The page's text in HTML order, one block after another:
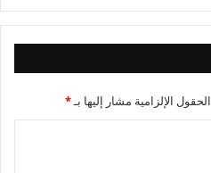
الحقول الإلزامية مشار إليها بـ*